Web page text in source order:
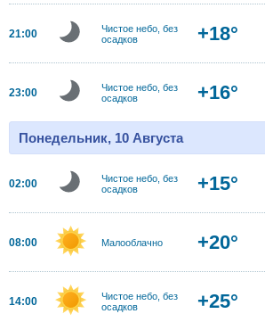
21:00
Чистое небо, без
осадков
+18°
23:00
Чистое небо, без
осадков
+16°
Понедельник, 10 Августа
02:00
Чистое небо, без
осадков
+15°
08:00 Малооблачно +20°
14:00
Чистое небо, без
осадков
+25°